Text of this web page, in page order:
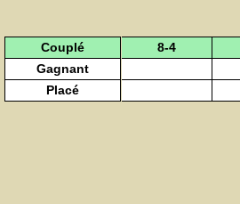
Couplé 8-4
Gagnant
Placé